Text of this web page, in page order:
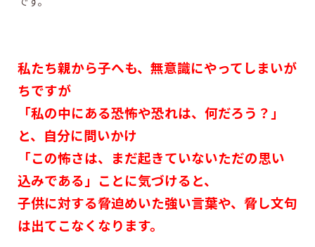
私たち親から子へも、無意識にやってしまいが
ちですが
「私の中にある恐怖や恐れは、何だろう？」
と、自分に問いかけ
「この怖さは、まだ起きていないただの思い
込みである」ことに気づけると、
子供に対する脅迫めいた強い言葉や、脅し文句
は出てこなくなります。